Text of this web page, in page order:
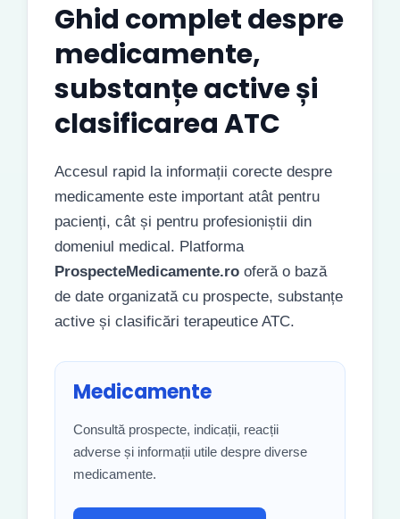
Ghid complet despre
medicamente,
substanțe active și
clasificarea ATC
Accesul rapid la informații corecte despre
medicamente este important atât pentru
pacienți, cât și pentru profesioniștii din
domeniul medical. Platforma
ProspecteMedicamente.ro oferă o bază
de date organizată cu prospecte, substanțe
active și clasificări terapeutice ATC.
Medicamente
Consultă prospecte, indicații, reacții
adverse și informații utile despre diverse
medicamente.